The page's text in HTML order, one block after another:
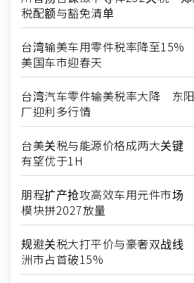
税配额与豁免清单
台湾输美车用零件税率降至15%
美国车市迎春天
台湾汽车零件输美税率大降 东
厂迎利多行情
台美关税与能源价格成两大关
有望优于1H
朋程扩产抢攻高效车用元件市场
模块拼2027放量
规避关税大打平价与豪奢双战线
洲市占首破15%